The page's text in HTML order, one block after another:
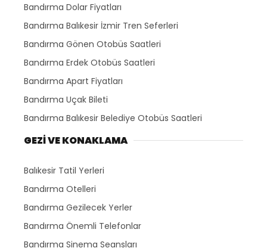
Bandırma Dolar Fiyatları
Bandırma Balıkesir İzmir Tren Seferleri
Bandırma Gönen Otobüs Saatleri
Bandırma Erdek Otobüs Saatleri
Bandırma Apart Fiyatları
Bandırma Uçak Bileti
Bandırma Balıkesir Belediye Otobüs Saatleri
GEZİ VE KONAKLAMA
Balıkesir Tatil Yerleri
Bandırma Otelleri
Bandırma Gezilecek Yerler
Bandırma Önemli Telefonlar
Bandırma Sinema Seansları